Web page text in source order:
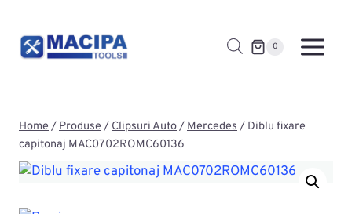
content
0
Home/Produse/Clipsuri Auto/Mercedes/ Diblu fixare
capitonaj MAC0702ROMC60136